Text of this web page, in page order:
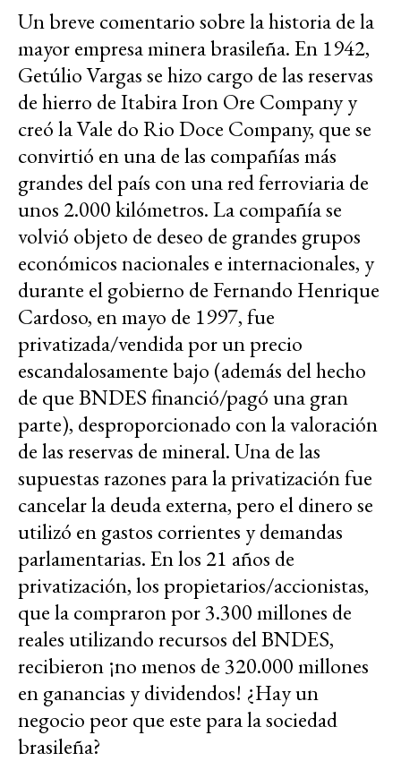
Un breve comentario sobre la historia de la
mayor empresa minera brasileña. En 1942,
Getúlio Vargas se hizo cargo de las reservas
de hierro de Itabira Iron Ore Company y
creó la Vale do Rio Doce Company, que se
convirtió en una de las compañías más
grandes del país con una red ferroviaria de
unos 2.000 kilómetros. La compañía se
volvió objeto de deseo de grandes grupos
económicos nacionales e internacionales, y
durante el gobierno de Fernando Henrique
Cardoso, en mayo de 1997, fue
privatizada/vendida por un precio
escandalosamente bajo (además del hecho
de que BNDES financió/pagó una gran
parte), desproporcionado con la valoración
de las reservas de mineral. Una de las
supuestas razones para la privatización fue
cancelar la deuda externa, pero el dinero se
utilizó en gastos corrientes y demandas
parlamentarias. En los 21 años de
privatización, los propietarios/accionistas,
que la compraron por 3.300 millones de
reales utilizando recursos del BNDES,
recibieron ¡no menos de 320.000 millones
en ganancias y dividendos! ¿Hay un
negocio peor que este para la sociedad
brasileña?